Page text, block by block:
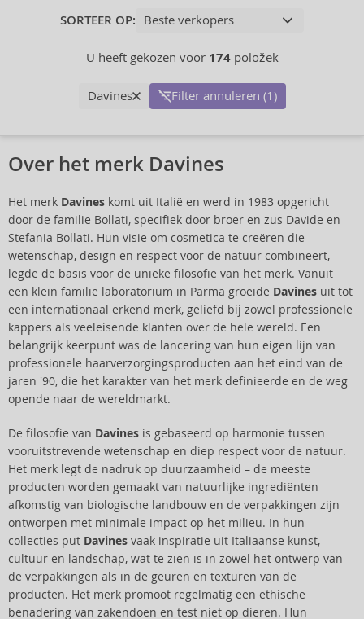
SORTEER OP:
U heeft gekozen voor 174položek
Davines Filter annuleren (1)
Over het merk Davines
Het merk Davines komt uit Italië en werd in 1983 opgericht
door de familie Bollati, specifiek door broer en zus Davide en
Stefania Bollati. Hun visie om cosmetica te creëren die
wetenschap, design en respect voor de natuur combineert,
legde de basis voor de unieke filosofie van het merk. Vanuit
een klein familie laboratorium in Parma groeide Davines uit tot
een internationaal erkend merk, geliefd bij zowel professionele
kappers als veeleisende klanten over de hele wereld. Een
belangrijk keerpunt was de lancering van hun eigen lijn van
professionele haarverzorgingsproducten aan het eind van de
jaren '90, die het karakter van het merk definieerde en de weg
opende naar de wereldmarkt.
De filosofie van Davines is gebaseerd op harmonie tussen
vooruitstrevende wetenschap en diep respect voor de natuur.
Het merk legt de nadruk op duurzaamheid – de meeste
producten worden gemaakt van natuurlijke ingrediënten
afkomstig van biologische landbouw en de verpakkingen zijn
ontworpen met minimale impact op het milieu. In hun
collecties put Davines vaak inspiratie uit Italiaanse kunst,
cultuur en landschap, wat te zien is in zowel het ontwerp van
de verpakkingen als in de geuren en texturen van de
producten. Het merk promoot regelmatig een ethische
benadering van zakendoen en test niet op dieren. Hun